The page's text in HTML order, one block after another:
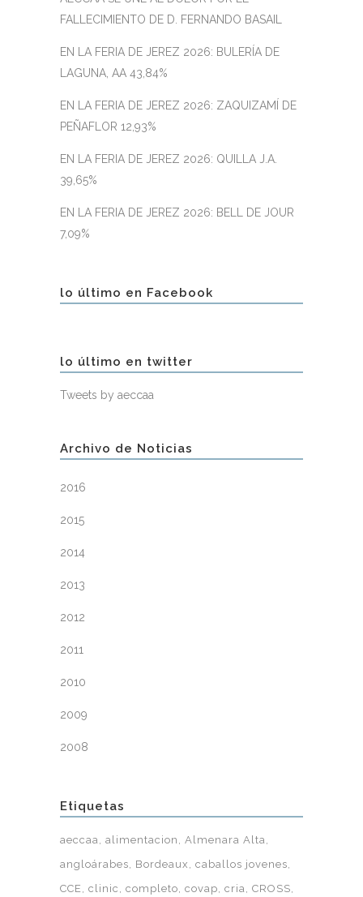
FALLECIMIENTO DE D. FERNANDO BASAIL
EN LA FERIA DE JEREZ 2026: BULERÍA DE
LAGUNA, AA 43,84%
EN LA FERIA DE JEREZ 2026: ZAQUIZAMÍ DE
PEÑAFLOR 12,93%
EN LA FERIA DE JEREZ 2026: QUILLA J.A.
39,65%
EN LA FERIA DE JEREZ 2026: BELL DE JOUR
7,09%
lo último en Facebook
lo último en twitter
Tweets by aeccaa
Archivo de Noticias
2016
2015
2014
2013
2012
2011
2010
2009
2008
Etiquetas
aeccaa alimentacion
Almenara Alta
angloárabes
Bordeaux
caballos jovenes
CCE clinic completo covap cria CROSS